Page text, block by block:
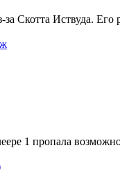
за Скотта Иствуда. Его
1 пропала возможно